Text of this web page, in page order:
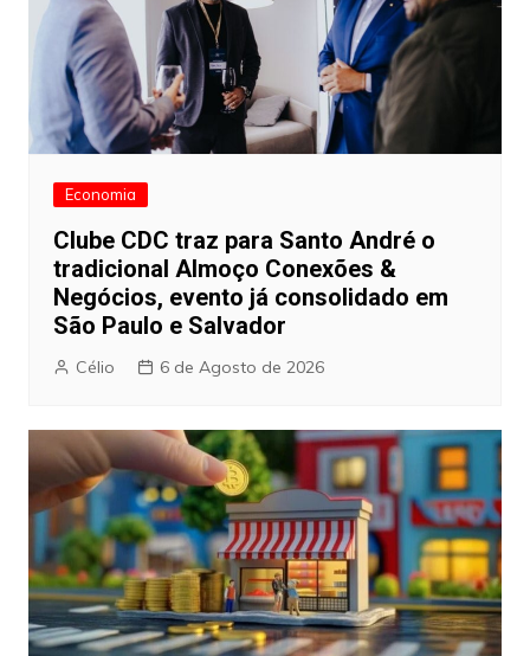
Economia
Clube CDC traz para Santo André o
tradicional Almoço Conexões &
Negócios, evento já consolidado em
São Paulo e Salvador
Célio 6 de Agosto de 2026